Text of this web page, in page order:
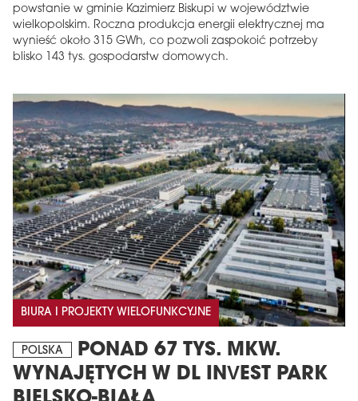
powstanie w gminie Kazimierz Biskupi w województwie
wielkopolskim. Roczna produkcja energii elektrycznej ma
wynieść około 315 GWh, co pozwoli zaspokoić potrzeby
blisko 143 tys. gospodarstw domowych.
BIURA I PROJEKTY WIELOFUNKCYJNE
POLSKA
PONAD 67 TYS. MKW.
WYNAJĘTYCH W DL INVEST PARK